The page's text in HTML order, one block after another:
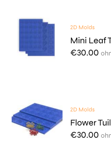
2D Molds
Mini Leaf
€30.00
2D Molds
Flower
€30.00